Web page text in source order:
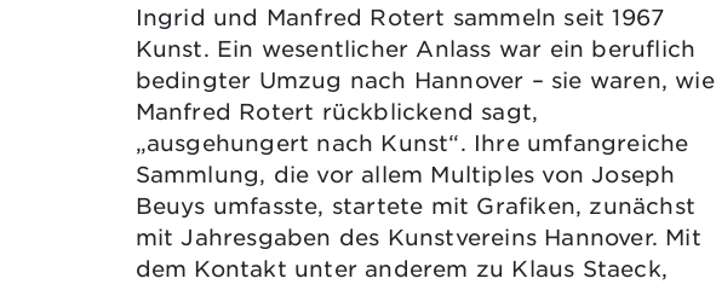
Ingrid und Manfred Rotert sammeln seit 1967
Kunst. Ein wesentlicher Anlass war ein beruflich
bedingter Umzug nach Hannover – sie waren, wie
Manfred Rotert rückblickend sagt,
„ausgehungert nach Kunst“. Ihre umfangreiche
Sammlung, die vor allem Multiples von Joseph
Beuys umfasste, startete mit Grafiken, zunächst
mit Jahresgaben des Kunstvereins Hannover. Mit
dem Kontakt unter anderem zu Klaus Staeck,